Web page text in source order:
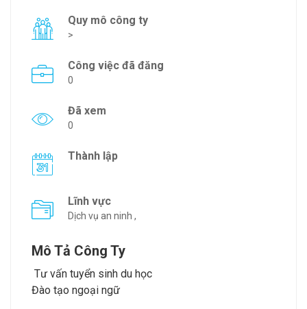
Quy mô công ty
>
Công việc đã đăng
0
Đã xem
0
Thành lập
Lĩnh vực
Dịch vụ an ninh ,
Mô Tả Công Ty
Tư vấn tuyển sinh du học
Đào tạo ngoại ngữ